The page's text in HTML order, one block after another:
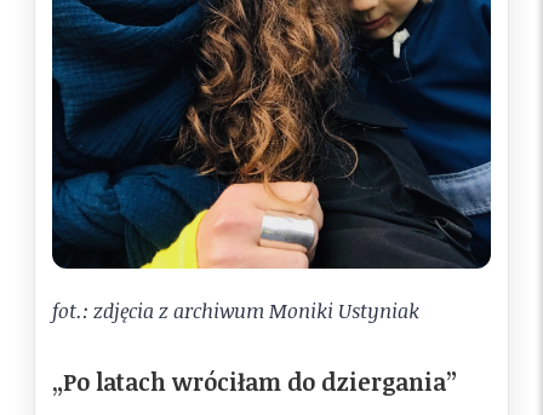
fot.: zdjęcia z archiwum Moniki Ustyniak
„Po latach wróciłam do dziergania”